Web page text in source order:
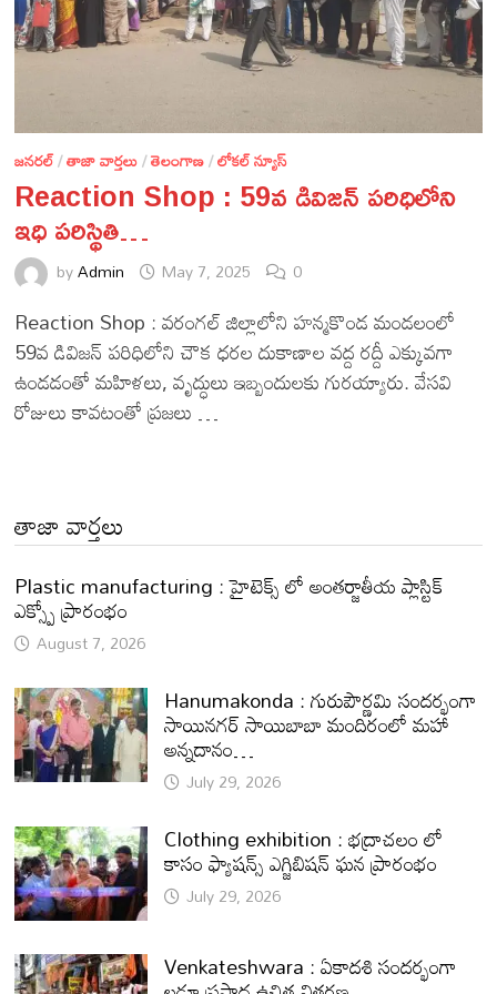
జనరల్/తాజా వార్తలు/తెలంగాణ/లోకల్ న్యూస్
Reaction Shop : 59వ డివిజన్ పరిధిలోని
ఇధి పరిస్థితి…
byAdmin May 7, 2025 0
Reaction Shop : వరంగల్ జిల్లాలోని హన్మకొండ మండలంలో
59వ డివిజన్ పరిధిలోని చౌక ధరల దుకాణాల వద్ద రద్దీ ఎక్కువగా
ఉండడంతో మహిళలు, వృద్ధులు ఇబ్బందులకు గురయ్యారు. వేసవి
రోజులు కావటంతో ప్రజలు …
తాజా వార్తలు
Plastic manufacturing : హైటెక్స్ లో అంతర్జాతీయ ప్లాస్టిక్
ఎక్స్పో ప్రారంభం
August 7, 2026
Hanumakonda : గురుపౌర్ణమి సందర్భంగా
సాయినగర్‌ సాయిబాబా మందిరంలో మహా
అన్నదానం…
July 29, 2026
Clothing exhibition : భద్రాచలం లో
కాసం ఫ్యాషన్స్ ఎగ్జిబిషన్ ఘన ప్రారంభం
July 29, 2026
Venkateshwara : ఏకాదశి సందర్భంగా